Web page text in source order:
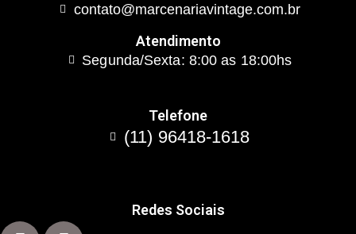
contato@marcenariavintage.com.br
Atendimento
Segunda/Sexta: 8:00 as 18:00hs
Telefone
(11) 96418-1618
Redes Sociais